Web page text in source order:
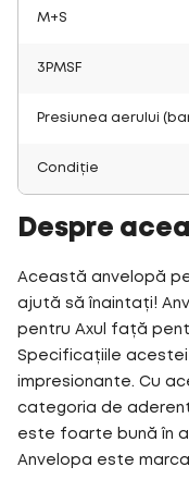
M+S
3PMSF
Presiunea aerului
Condiție
Despre
Această anvelopă
ajută să înaintați!
pentru Axul față
Specificațiile
impresionante. Cu
categoria de
este foarte bună în
Anvelopa este